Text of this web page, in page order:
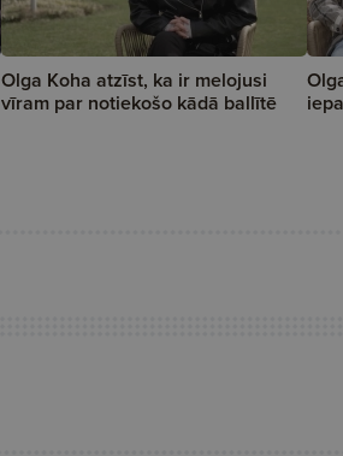
Olga Koha atzīst, ka ir melojusi
vīram par notiekošo kādā ballītē